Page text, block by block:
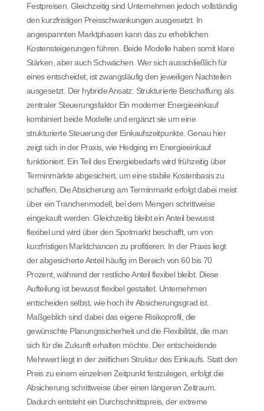
Festpreisen. Gleichzeitig sind Unternehmen jedoch vollständig
den kurzfristigen Preisschwankungen ausgesetzt. In
angespannten Marktphasen kann das zu erheblichen
Kostensteigerungen führen. Beide Modelle haben somit klare
Stärken, aber auch Schwächen. Wer sich ausschließlich für
eines entscheidet, ist zwangsläufig den jeweiligen Nachteilen
ausgesetzt. Der hybride Ansatz: Strukturierte Beschaffung als
zentraler Steuerungsfaktor Ein moderner Energieeinkauf
kombiniert beide Modelle und ergänzt sie um eine
strukturierte Steuerung der Einkaufszeitpunkte. Genau hier
zeigt sich in der Praxis, wie Hedging im Energieeinkauf
funktioniert. Ein Teil des Energiebedarfs wird frühzeitig über
Terminmärkte abgesichert, um eine stabile Kostenbasis zu
schaffen. Die Absicherung am Terminmarkt erfolgt dabei meist
über ein Tranchenmodell, bei dem Mengen schrittweise
eingekauft werden. Gleichzeitig bleibt ein Anteil bewusst
flexibel und wird über den Spotmarkt beschafft, um von
kurzfristigen Marktchancen zu profitieren. In der Praxis liegt
der abgesicherte Anteil häufig im Bereich von 60 bis 70
Prozent, während der restliche Anteil flexibel bleibt. Diese
Aufteilung ist bewusst flexibel gestaltet. Unternehmen
entscheiden selbst, wie hoch ihr Absicherungsgrad ist.
Maßgeblich sind dabei das eigene Risikoprofil, die
gewünschte Planungssicherheit und die Flexibilität, die man
sich für die Zukunft erhalten möchte. Der entscheidende
Mehrwert liegt in der zeitlichen Struktur des Einkaufs. Statt den
Preis zu einem einzelnen Zeitpunkt festzulegen, erfolgt die
Absicherung schrittweise über einen längeren Zeitraum.
Dadurch entsteht ein Durchschnittspreis, der extreme